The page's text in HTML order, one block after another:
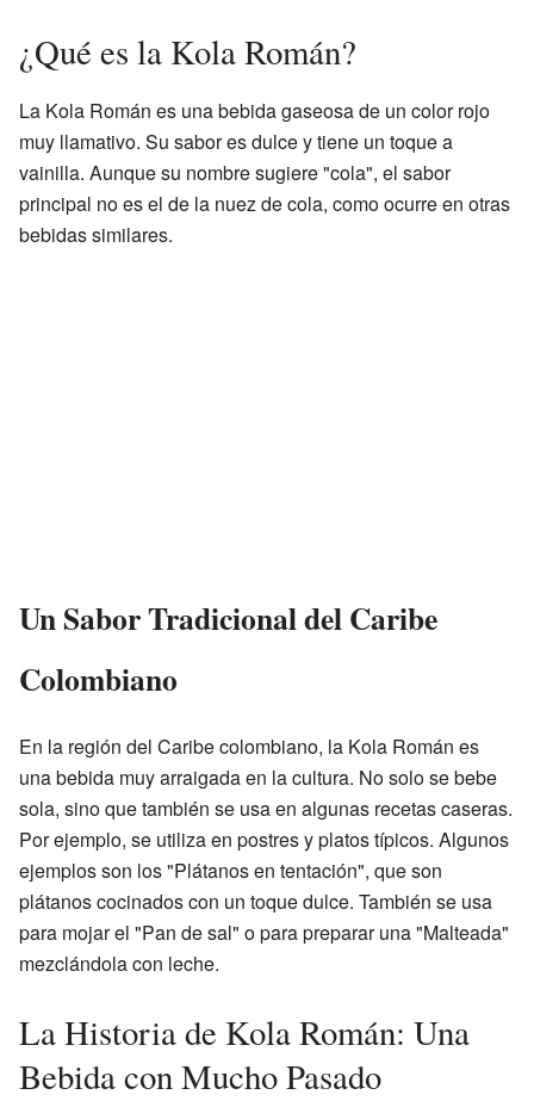
¿Qué es la Kola Román?
La Kola Román es una bebida gaseosa de un color rojo
muy llamativo. Su sabor es dulce y tiene un toque a
vainilla. Aunque su nombre sugiere "cola", el sabor
principal no es el de la nuez de cola, como ocurre en otras
bebidas similares.
Un Sabor Tradicional del Caribe
Colombiano
En la región del Caribe colombiano, la Kola Román es
una bebida muy arraigada en la cultura. No solo se bebe
sola, sino que también se usa en algunas recetas caseras.
Por ejemplo, se utiliza en postres y platos típicos. Algunos
ejemplos son los "Plátanos en tentación", que son
plátanos cocinados con un toque dulce. También se usa
para mojar el "Pan de sal" o para preparar una "Malteada"
mezclándola con leche.
La Historia de Kola Román: Una
Bebida con Mucho Pasado